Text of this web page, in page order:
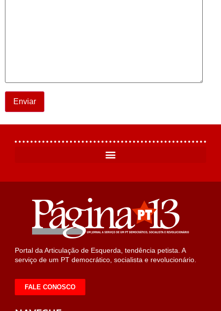
Portal da Articulação de Esquerda, tendência petista. A
serviço de um PT democrático, socialista e revolucionário.
FALE CONOSCO